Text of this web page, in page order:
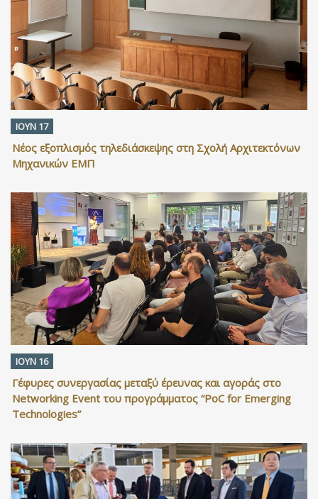
ΙΟΥΝ 17
Νέος εξοπλισμός τηλεδιάσκεψης στη Σχολή Αρχιτεκτόνων
Μηχανικών ΕΜΠ
ΙΟΥΝ 16
Γέφυρες συνεργασίας μεταξύ έρευνας και αγοράς στο
Networking Event του προγράμματος “PoC for Emerging
Technologies”